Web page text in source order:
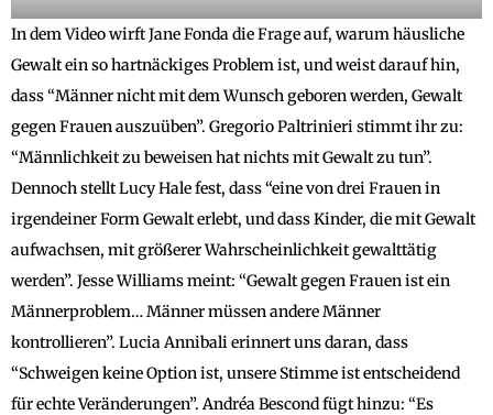
In dem Video wirft Jane Fonda die Frage auf, warum häusliche
Gewalt ein so hartnäckiges Problem ist, und weist darauf hin,
dass “Männer nicht mit dem Wunsch geboren werden, Gewalt
gegen Frauen auszuüben”. Gregorio Paltrinieri stimmt ihr zu:
“Männlichkeit zu beweisen hat nichts mit Gewalt zu tun”.
Dennoch stellt Lucy Hale fest, dass “eine von drei Frauen in
irgendeiner Form Gewalt erlebt, und dass Kinder, die mit Gewalt
aufwachsen, mit größerer Wahrscheinlichkeit gewalttätig
werden”. Jesse Williams meint: “Gewalt gegen Frauen ist ein
Männerproblem… Männer müssen andere Männer
kontrollieren”. Lucia Annibali erinnert uns daran, dass
“Schweigen keine Option ist, unsere Stimme ist entscheidend
für echte Veränderungen”. Andréa Bescond fügt hinzu: “Es